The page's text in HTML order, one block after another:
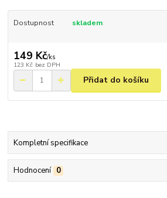
Dostupnost skladem
149 Kč/ks
123 Kč bez DPH
Přidat do košíku
Kompletní specifikace
Hodnocení 0